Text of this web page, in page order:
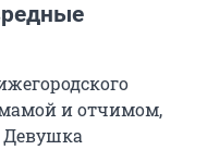
и отчимом,
Девушка